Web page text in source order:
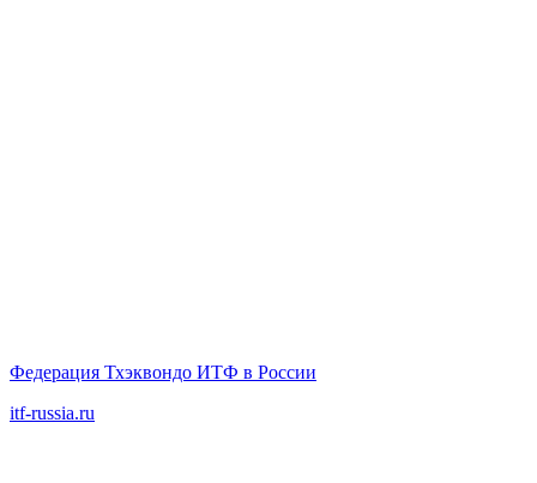
Федерация Тхэквондо ИТФ в России
itf-russia.ru